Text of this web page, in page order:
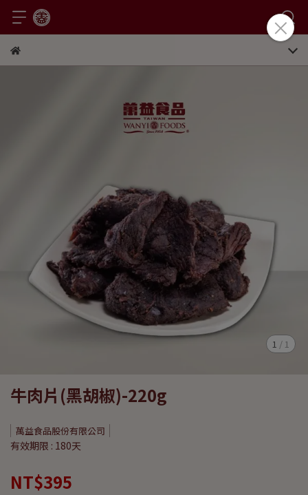
1 / 1
牛肉片(黑胡椒)-220g
萬益食品股份有限公司
有效期限 : 180天
NT$395